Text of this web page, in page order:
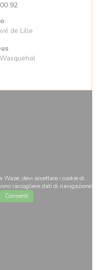
92
de Lille
devi accettare i cookie di
raccogliere dati di navigazione
Consenti